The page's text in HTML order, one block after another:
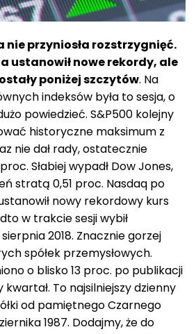
nie przyniosła rozstrzygnięć.
ustanowił nowe rekordy, ale
poniżej szczytów. Na
indeksów była to sesja, o
powiedzieć. S&P500 kolejny
historyczne maksimum z
nie dał rady, ostatecznie
Słabiej wypadł Dow Jones,
stratą 0,51 proc. Nasdaq po
nowy rekordowy kurs
w trakcie sesji wybił
2018. Znacznie gorzej
spółek przemysłowych.
o blisko 13 proc. po publikacji
To najsilniejszy dzienny
od pamiętnego Czarnego
1987. Dodajmy, że do